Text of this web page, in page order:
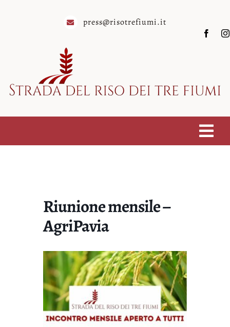
press@risotrefiumi.it
Riunione mensile –
AgriPavia